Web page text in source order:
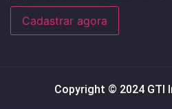
Cadastrar agora
Copyright © 2024 GTI